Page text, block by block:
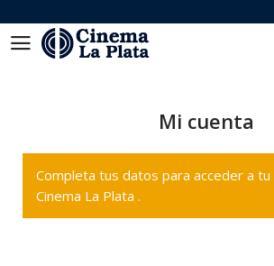
Mi cuenta
Completa tus datos para acceder a tu
Cinema La Plata .